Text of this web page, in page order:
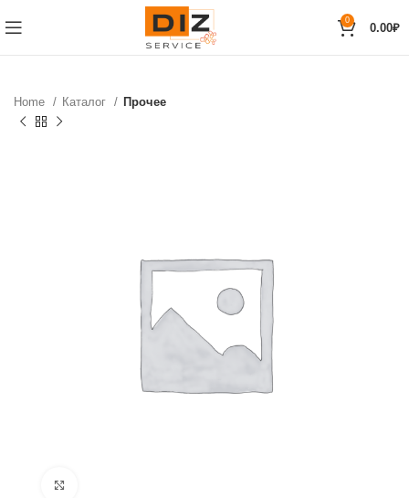
0
0.00₽
Home Каталог Прочее